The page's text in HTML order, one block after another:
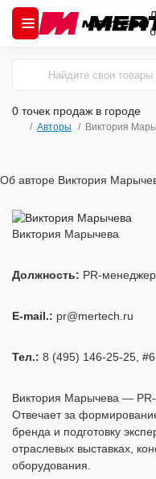
0 точек продаж в городе
Авторы Виктория
Об авторе Виктория
Виктория Марычева
Должность: PR-менеджер
E-mail.: pr@mertech.ru
Тел.: 8 (495) 146-25-25,
Виктория Марычева —
Отвечает за
бренда и подготовку
отраслевых выставках,
оборудования.